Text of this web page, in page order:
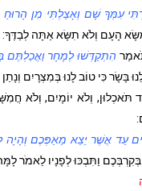
עִמְּךָ שָׁם וְאָצַלְתִּי מִן
הָעָם וְלֹא תִשָּׂא אַתָּה לְבַדֶּךָ:
הִתְקַדְּשׁוּ לְמָחָר וַאֲכַלְתֶּם
בָּשָׂר כִּי טוֹב לָנוּ בְּמִצְרָיִם
תֹּאכְלוּן, וְלֹא יוֹמָיִם, וְלֹא
עַד אֲשֶׁר יֵצֵא מֵאַפְּכֶם וְהָיָה
וַתִּבְכּוּ לְפָנָיו לֵאמֹר